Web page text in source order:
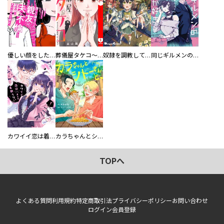
優しい顔をした親友は、夫と不倫して私の家に入り込んできた。 葬儀屋タケコ～あなたの最期、叶えます【電子単行本版】 奴隷を調教してハーレム作る 同じギルメンの声が好き
カワイイ恋は着飾らない カラちゃんとシトーさんと、 【分冊版】
TOPへ
よくある質問利用規約特定商取引法プライバシーポリシーお問い合わせ
ログイン会員登録